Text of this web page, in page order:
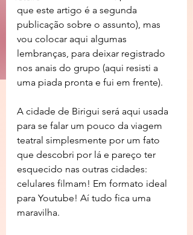
que este artigo é a segunda
publicação sobre o assunto), mas
vou colocar aqui algumas
lembranças, para deixar registrado
nos anais do grupo (aqui resisti a
uma piada pronta e fui em frente).
A cidade de Birigui será aqui usada
para se falar um pouco da viagem
teatral simplesmente por um fato
que descobri por lá e pareço ter
esquecido nas outras cidades:
celulares filmam! Em formato ideal
para Youtube! Aí tudo fica uma
maravilha.